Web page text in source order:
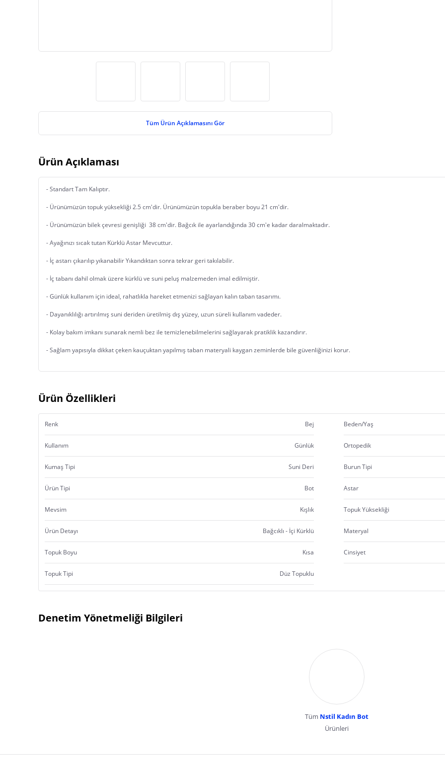
Tüm Ürün Açıklamasını Gör
Ürün Açıklaması
- Standart Tam Kalıptır.
- Ürünümüzün topuk yüksekliği 2.5 cm'dir. Ürünümüzün topukla beraber boyu 21 cm'dir.
- Ürünümüzün bilek çevresi genişliği  38 cm'dir. Bağcık ile ayarlandığında 30 cm'e kadar daralmaktadır.
- Ayağınızı sıcak tutan Kürklü Astar Mevcuttur.
- İç astarı çıkarılıp yıkanabilir Yıkandıktan sonra tekrar geri takılabilir.
- İç tabanı dahil olmak üzere kürklü ve suni peluş malzemeden imal edilmiştir.
- Günlük kullanım için ideal, rahatlıkla hareket etmenizi sağlayan kalın taban tasarımı.
- Dayanıklılığı artırılmış suni deriden üretilmiş dış yüzey, uzun süreli kullanım vadeder.
- Kolay bakım imkanı sunarak nemli bez ile temizlenebilmelerini sağlayarak pratiklik kazandırır.
- Sağlam yapısıyla dikkat çeken kauçuktan yapılmış taban materyali kaygan zeminlerde bile güvenliğinizi korur.
Ürün Özellikleri
Renk Bej Beden/Yaş
Kullanım Günlük Ortopedik
Kumaş Tipi Suni Deri Burun Tipi
Ürün Tipi Bot Astar
Mevsim Kışlık Topuk Yüksekliği
Ürün Detayı Bağcıklı - İçi Kürklü Materyal
Topuk Boyu Kısa Cinsiyet
Topuk Tipi Düz Topuklu
Denetim Yönetmeliği Bilgileri
Posta Adresi
Marka
Satıcı bilgi girişi yapmamıştır.
Tüm Nstil Kadın Bot
Ürünleri